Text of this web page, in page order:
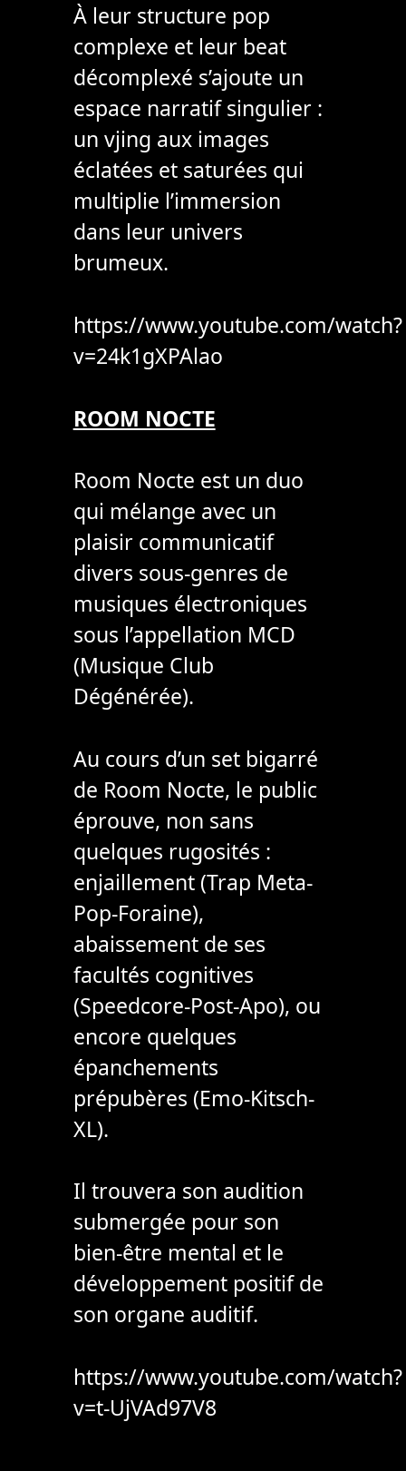
À leur structure pop
complexe et leur beat
décomplexé s’ajoute un
espace narratif singulier :
un vjing aux images
éclatées et saturées qui
multiplie l’immersion
dans leur univers
brumeux.
https://www.youtube.com/watch?
v=24k1gXPAlao
ROOM NOCTE
Room Nocte est un duo
qui mélange avec un
plaisir communicatif
divers sous-genres de
musiques électroniques
sous l’appellation MCD
(Musique Club
Dégénérée).
Au cours d’un set bigarré
de Room Nocte, le public
éprouve, non sans
quelques rugosités :
enjaillement (Trap Meta-
Pop-Foraine),
abaissement de ses
facultés cognitives
(Speedcore-Post-Apo), ou
encore quelques
épanchements
prépubères (Emo-Kitsch-
XL).
Il trouvera son audition
submergée pour son
bien-être mental et le
développement positif de
son organe auditif.
https://www.youtube.com/watch?
v=t-UjVAd97V8